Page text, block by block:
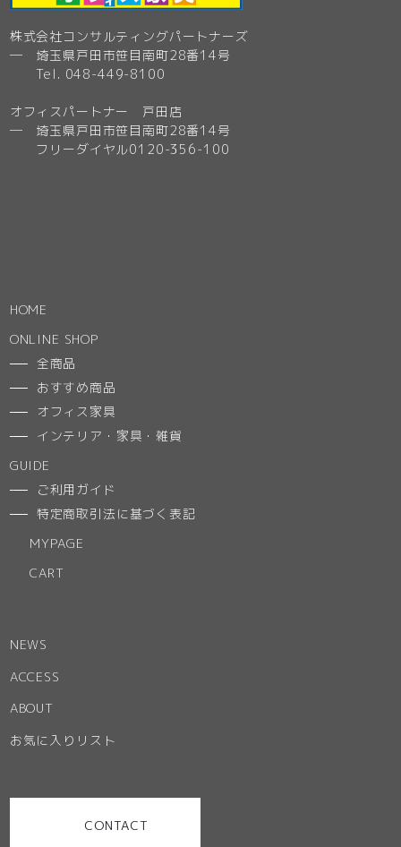
株式会社コンサルティングパートナーズ
─ 埼玉県戸田市笹目南町28番14号
Tel. 048-449-8100
オフィスパートナー 戸田店
─ 埼玉県戸田市笹目南町28番14号
フリーダイヤル0120-356-100
HOME
ONLINE SHOP
全商品
おすすめ商品
オフィス家具
インテリア・家具・雑貨
GUIDE
ご利用ガイド
特定商取引法に基づく表記
MYPAGE
CART
NEWS
ACCESS
ABOUT
お気に入りリスト
CONTACT